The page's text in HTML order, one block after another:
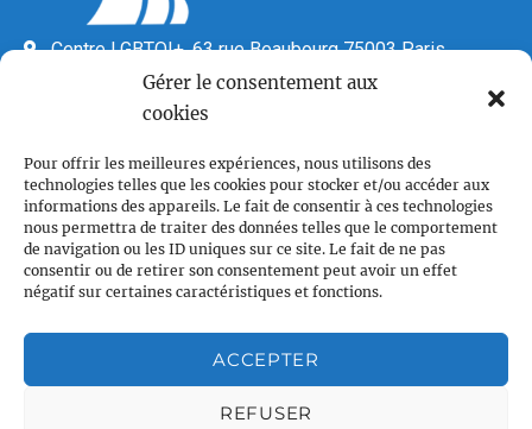
Gérer le consentement aux
cookies
Pour offrir les meilleures expériences, nous utilisons des
technologies telles que les cookies pour stocker et/ou accéder aux
informations des appareils. Le fait de consentir à ces technologies
nous permettra de traiter des données telles que le comportement
de navigation ou les ID uniques sur ce site. Le fait de ne pas
consentir ou de retirer son consentement peut avoir un effet
négatif sur certaines caractéristiques et fonctions.
ACCEPTER
REFUSER
Centre LGBTQI+, 63 rue Beaubourg 75003 Paris
contact@vcl.fr
Plan du site